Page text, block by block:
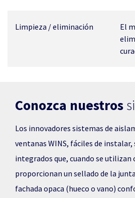
Limpieza / eliminación
El
Conozca nuestros
Los innovadores sistemas de
ventanas WINS, fáciles de
integrados que, cuando se utilizan
proporcionan un sellado de la
fachada opaca (hueco o vano)